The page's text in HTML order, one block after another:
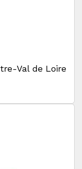
Val de Loire